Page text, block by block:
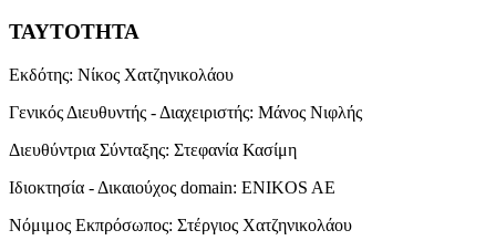
ΤΑΥΤΟΤΗΤΑ
Εκδότης: Νίκος Χατζηνικολάου
Γενικός Διευθυντής - Διαχειριστής: Μάνος Νιφλής
Διευθύντρια Σύνταξης: Στεφανία Κασίμη
Ιδιοκτησία - Δικαιούχος domain: ENIKOS AE
Νόμιμος Εκπρόσωπος: Στέργιος Χατζηνικολάου